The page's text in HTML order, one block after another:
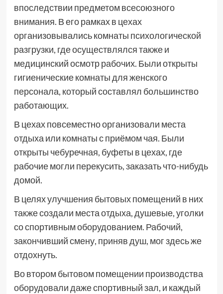
впоследствии предметом всесоюзного
внимания. В его рамках в цехах
организовывались комнаты психологической
разгрузки, где осуществлялся также и
медицинский осмотр рабочих. Были открыты
гигиенические комнаты для женского
персонала, который составлял большинство
работающих.
В цехах повсеместно организовали места
отдыха или комнаты с приёмом чая. Были
открыты чебуречная, буфеты в цехах, где
рабочие могли перекусить, заказать что-нибудь
домой.
В целях улучшения бытовых помещений в них
также создали места отдыха, душевые, уголки
со спортивным оборудованием. Рабочий,
закончивший смену, приняв душ, мог здесь же
отдохнуть.
Во втором бытовом помещении производства
оборудовали даже спортивный зал, и каждый